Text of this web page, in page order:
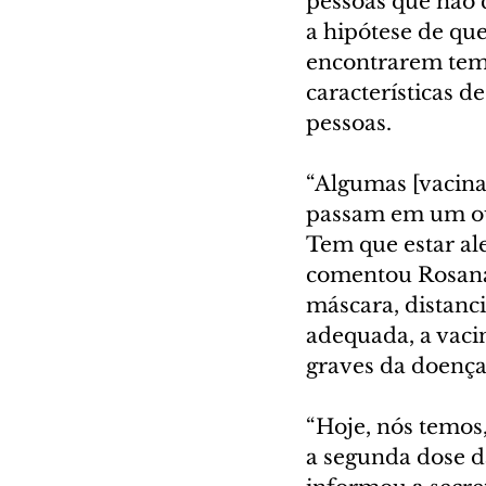
a hipótese de
encontrarem
características
pessoas.
“Algumas
passam em um
Tem que estar
comentou
máscara,
adequada, a
graves da
“Hoje, nós
a segunda dose